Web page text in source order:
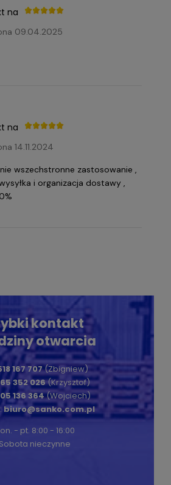
na
09.04.2025
na
14.11.2024
wszechstronne zastosowanie ,
i organizacja dostawy ,
kontakt
otwarcia
167 707(Zbigniew)
352 026(Krzysztof)
136 364(Wojciech)
biuro@sanko.com.pl
- pt. 8:00 - 16:00
Sobota nieczynne